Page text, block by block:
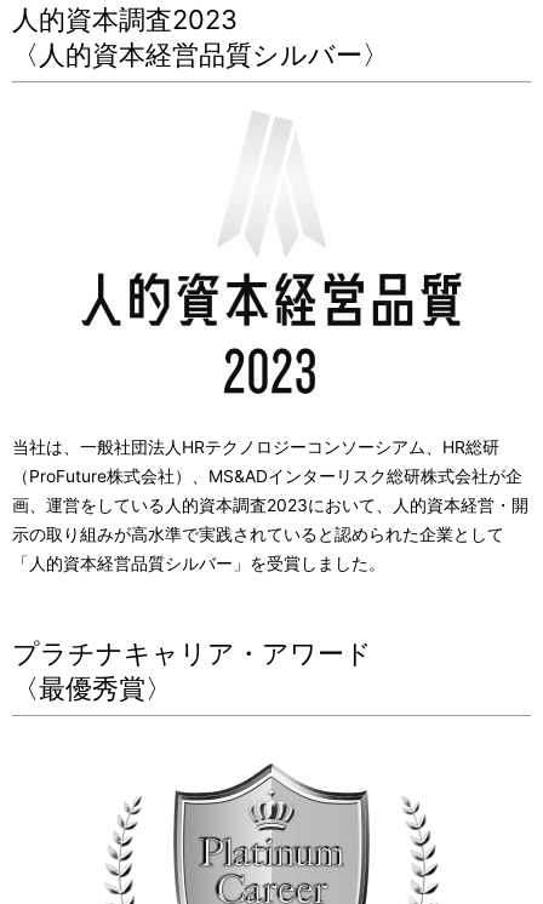
人的資本調査2023
〈人的資本経営品質シルバー〉
当社は、一般社団法人HRテクノロジーコンソーシアム、HR総研
（ProFuture株式会社）、MS&ADインターリスク総研株式会社が企
画、運営をしている人的資本調査2023において、人的資本経営・開
示の取り組みが高水準で実践されていると認められた企業として
「人的資本経営品質シルバー」を受賞しました。
プラチナキャリア・アワード
〈最優秀賞〉